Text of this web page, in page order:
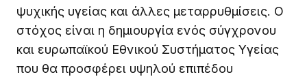
ψυχικής υγείας και άλλες μεταρρυθμίσεις. Ο
στόχος είναι η δημιουργία ενός σύγχρονου
και ευρωπαϊκού Εθνικού Συστήματος Υγείας
που θα προσφέρει υψηλού επιπέδου